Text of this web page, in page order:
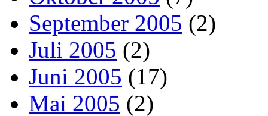
September 2005 (2)
Juli 2005 (2)
Juni 2005 (17)
Mai 2005 (2)